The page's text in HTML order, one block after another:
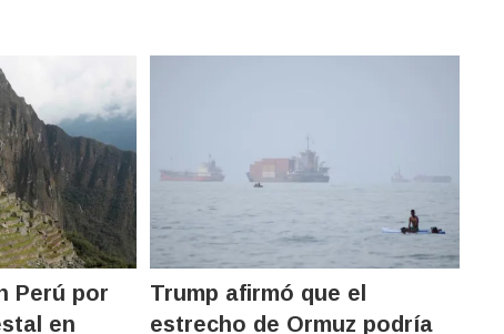
Perú por
en
Trump afirmó que el
estrecho de Ormuz podría